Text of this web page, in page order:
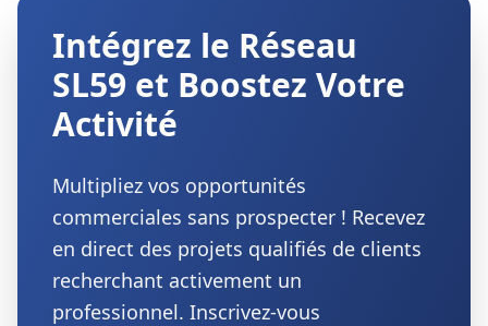
Intégrez le Réseau
SL59 et Boostez Votre
Activité
Multipliez vos opportunités
commerciales sans prospecter ! Recevez
en direct des projets qualifiés de clients
recherchant activement un
professionnel. Inscrivez-vous